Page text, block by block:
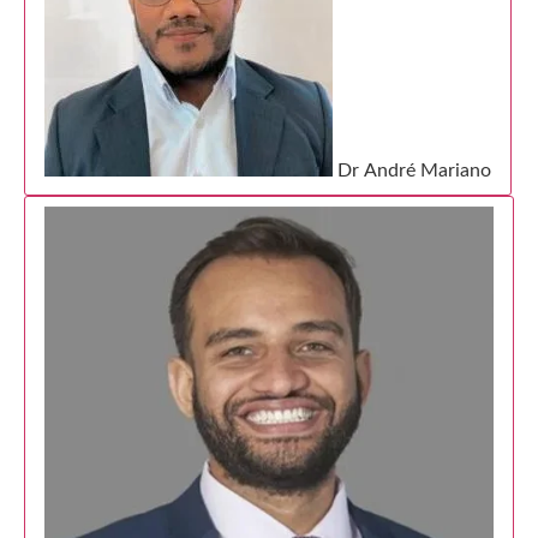
Dr André Mariano